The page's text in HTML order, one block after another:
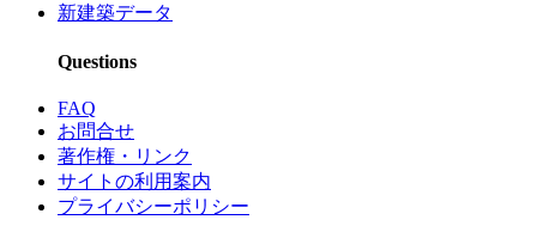
新建築データ
Questions
FAQ
お問合せ
著作権・リンク
サイトの利用案内
プライバシーポリシー